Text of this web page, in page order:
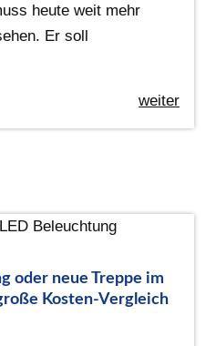
heute weit mehr
Er soll
weiter
oder neue Treppe im
Kosten-Vergleich